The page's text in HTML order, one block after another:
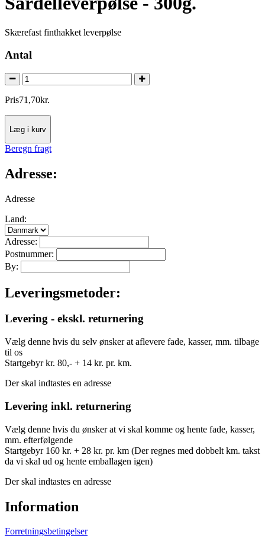
Skærefast finthakket leverpølse
Antal
Pris71 ,70kr.
Læg i kurv
Beregn fragt
Adresse:
Adresse
Land:
Adresse:
Postnummer:
By:
Leveringsmetoder:
Levering - ekskl. returnering
Vælg denne hvis du selv ønsker at aflevere fade, kasser, mm. tilbage
til os
Startgebyr kr. 80,- + 14 kr. pr. km.
Der skal indtastes en adresse
Levering inkl. returnering
Vælg denne hvis du ønsker at vi skal komme og hente fade, kasser,
mm. efterfølgende
Startgebyr 160 kr. + 28 kr. pr. km (Der regnes med dobbelt km. takst
da vi skal ud og hente emballagen igen)
Der skal indtastes en adresse
Information
Forretningsbetingelser